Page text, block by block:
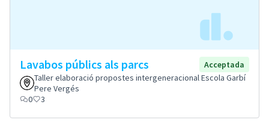
Lavabos públics als parcs
Acceptada
Taller elaboració propostes intergeneracional Escola Garbí
Pere Vergés
0
3